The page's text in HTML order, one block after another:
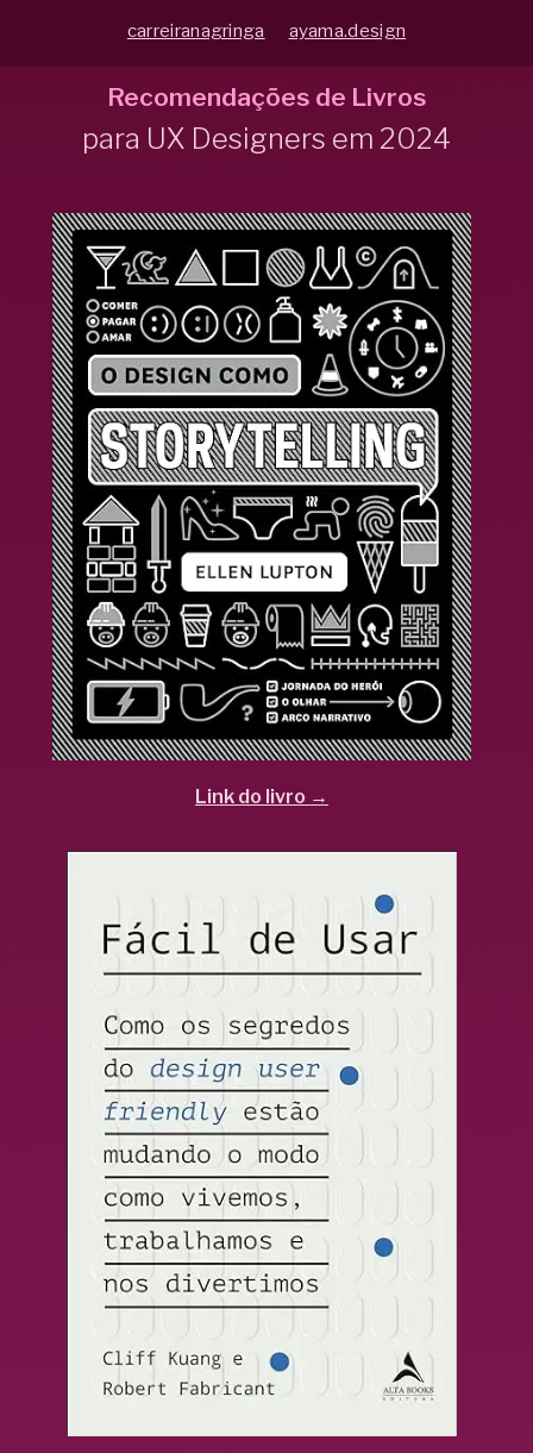
carreiranagringa ayama.design
Recomendações de Livros
para UX Designers em 2024
Link do livro →